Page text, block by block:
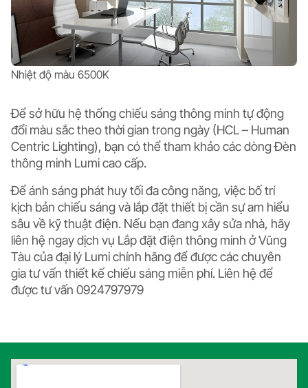
Nhiệt độ màu 6500K
Để sở hữu hệ thống chiếu sáng thông minh tự động
đổi màu sắc theo thời gian trong ngày (HCL – Human
Centric Lighting), bạn có thể tham khảo các dòngĐèn
thông minh Lumicao cấp.
Để ánh sáng phát huy tối đa công năng, việc bố trí
kịch bản chiếu sáng và lắp đặt thiết bị cần sự am hiểu
sâu về kỹ thuật điện. Nếu bạn đang xây sửa nhà, hãy
liên hệ ngay dịch vụ Lắp đặt điện thông minh ở Vũng
Tàu của đại lý Lumi chính hãng để được các chuyên
gia tư vấn thiết kế chiếu sáng miễn phí. Liên hệ để
được tư vấn 0924797979